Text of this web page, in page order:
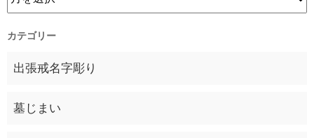
カテゴリー
出張戒名字彫り
墓じまい